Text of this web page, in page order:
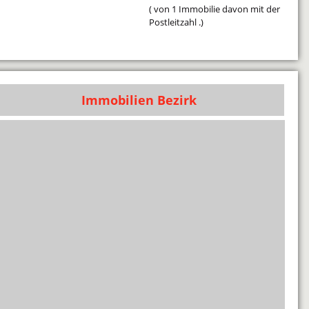
( von 1 Immobilie davon mit der
Postleitzahl .)
Immobilien Bezirk